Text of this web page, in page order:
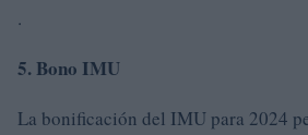
.
5. Bono IMU
La bonificación del IMU para 2024